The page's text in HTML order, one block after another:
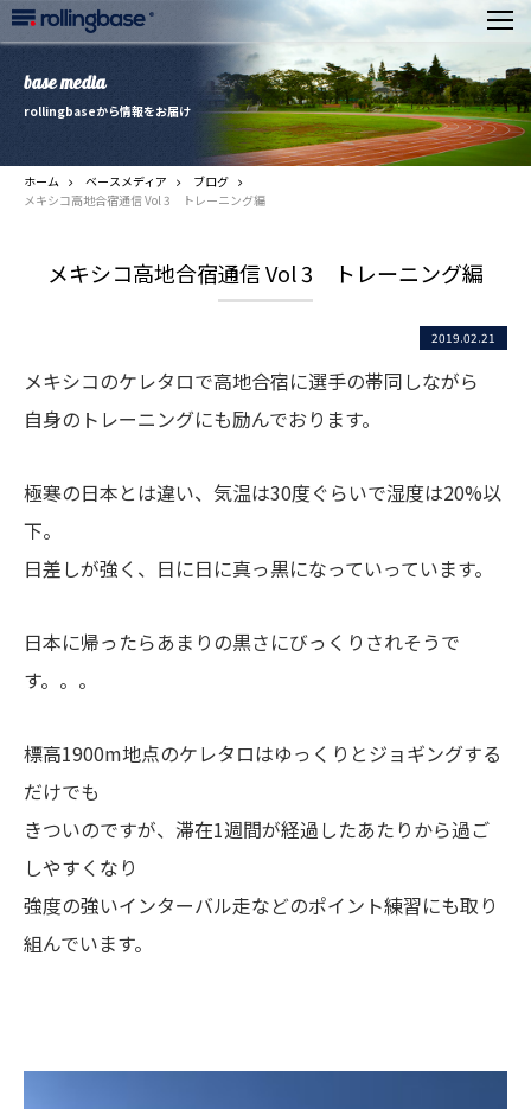
base media
rollingbaseから情報をお届け
ホーム ベースメディア
ブログ
メキシコ高地合宿通信 Vol 3 トレーニング編
メキシコ高地合宿通信 Vol 3 トレーニング編
2019.02.21
メキシコのケレタロで高地合宿に選手の帯同しながら
自身のトレーニングにも励んでおります。
極寒の日本とは違い、気温は30度ぐらいで湿度は20%以
下。
日差しが強く、日に日に真っ黒になっていっています。
日本に帰ったらあまりの黒さにびっくりされそうで
す。。。
標高1900m地点のケレタロはゆっくりとジョギングする
だけでも
きついのですが、滞在1週間が経過したあたりから過ご
しやすくなり
強度の強いインターバル走などのポイント練習にも取り
組んでいます。